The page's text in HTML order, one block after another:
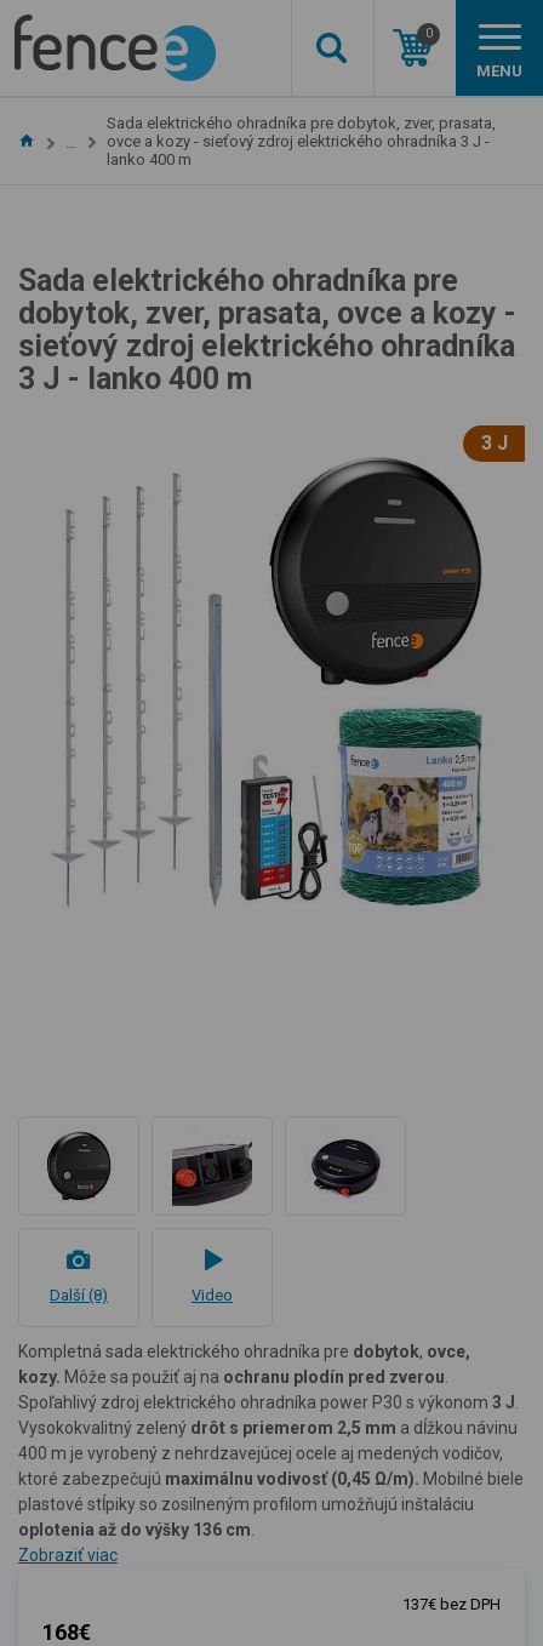
0
MENU
Sada elektrického ohradníka pre dobytok, zver, prasata,
ovce a kozy - sieťový zdroj elektrického ohradníka 3 J -
lanko 400 m
Sada elektrického ohradníka pre
dobytok, zver, prasata, ovce a kozy -
sieťový zdroj elektrického ohradníka
3 J - lanko 400 m
3 J
Další (8) Video
Kompletná sada elektrického ohradníka pre dobytok, ovce,
kozy. Môže sa použiť aj na ochranu plodín pred zverou
Spoľahlivý zdroj elektrického ohradníka power P30 s výkonom 3 J
Vysokokvalitný zelený drôt s priemerom 2,5 mm a dĺžkou návinu
400 m je vyrobený z nehrdzavejúcej ocele aj medených vodičov,
ktoré zabezpečujú maximálnu vodivosť (0,45 Ω/m). Mobilné biele
plastové stĺpiky so zosilneným profilom umožňujú inštaláciu
oplotenia až do výšky 136 cm
Zobraziť viac
168€
137€ bez DPH